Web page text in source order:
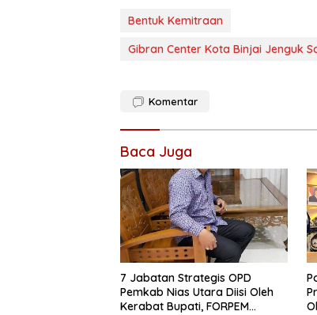
Bentuk Kemitraan
Gibran Center Kota Binjai Jenguk
Komentar
Baca Juga
7 Jabatan Strategis OPD
Pemkab Nias Utara Diisi Oleh
Kerabat Bupati, FORPEM